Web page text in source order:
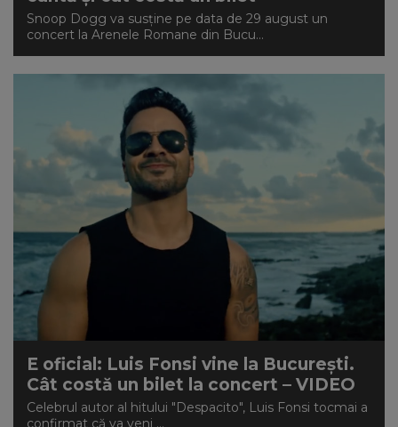
Snoop Dogg va susține pe data de 29 august un
concert la Arenele Romane din Bucu...
E oficial: Luis Fonsi vine la București.
Cât costă un bilet la concert – VIDEO
Celebrul autor al hitului "Despacito", Luis Fonsi tocmai a
confirmat că va veni ...